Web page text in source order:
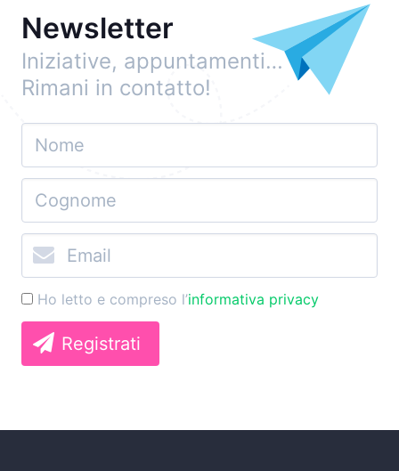
Newsletter
Iniziative, appuntamenti…
Rimani in contatto!
Ho letto e compreso l’informativa privacy
Registrati